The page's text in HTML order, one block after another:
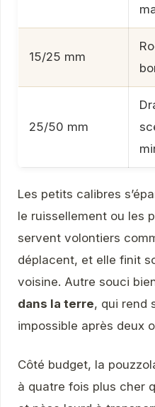
15/25 mm
25/50 mm
Les petits calibres
le ruissellement ou les
servent volontiers
déplacent, et elle finit
voisine. Autre souci
dans la terre, qui rend
impossible après deux
Côté budget, la
à quatre fois plus cher